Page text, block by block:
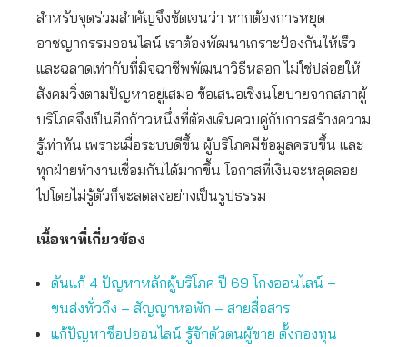
สำหรับจุดร่วมสำคัญจึงชัดเจนว่า หากต้องการหยุด
อาชญากรรมออนไลน์ เราต้องพัฒนาเกราะป้องกันให้เร็ว
และฉลาดเท่ากับที่มิจฉาชีพพัฒนาวิธีหลอก ไม่ใช่ปล่อยให้
สังคมวิ่งตามปัญหาอยู่เสมอ ข้อเสนอเชิงนโยบายจากสภาผู้
บริโภคจึงเป็นอีกก้าวหนึ่งที่ต้องเดินควบคู่กับการสร้างความ
รู้เท่าทัน เพราะเมื่อระบบดีขึ้น ผู้บริโภคมีข้อมูลครบขึ้น และ
ทุกฝ่ายทำงานเชื่อมกันได้มากขึ้น โอกาสที่เงินจะหลุดลอย
ไปโดยไม่รู้ตัวก็จะลดลงอย่างเป็นรูปธรรม
เนื้อหาที่เกี่ยวข้อง
ดันแก้ 4 ปัญหาหลักผู้บริโภค ปี 69 โกงออนไลน์ –
ขนส่งทั่วถึง – สัญญาหอพัก – สายสื่อสาร
แก้ปัญหาช็อปออนไลน์ รู้จักตัวตนผู้ขาย ตั้งกองทุน